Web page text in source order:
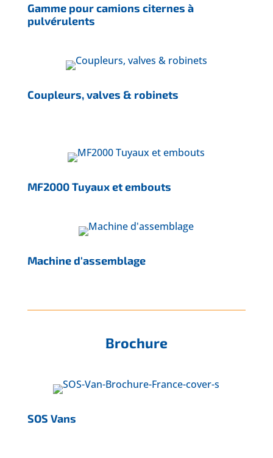
Gamme pour camions citernes à
pulvérulents
Coupleurs, valves & robinets
MF2000 Tuyaux et embouts
Machine d'assemblage
Brochure
SOS Vans